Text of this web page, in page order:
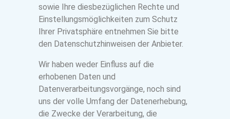
sowie Ihre diesbezüglichen Rechte und
Einstellungsmöglichkeiten zum Schutz
Ihrer Privatsphäre entnehmen Sie bitte
den Datenschutzhinweisen der Anbieter.
Wir haben weder Einfluss auf die
erhobenen Daten und
Datenverarbeitungsvorgänge, noch sind
uns der volle Umfang der Datenerhebung,
die Zwecke der Verarbeitung, die